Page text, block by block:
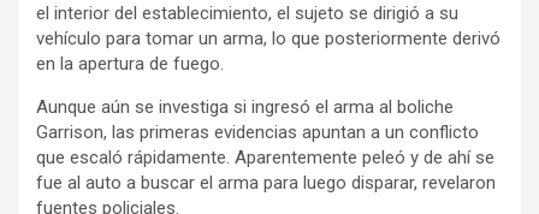
el interior del establecimiento, el sujeto se dirigió a su
vehículo para tomar un arma, lo que posteriormente derivó
en la apertura de fuego.
Aunque aún se investiga si ingresó el arma al boliche
Garrison, las primeras evidencias apuntan a un conflicto
que escaló rápidamente. Aparentemente peleó y de ahí se
fue al auto a buscar el arma para luego disparar, revelaron
fuentes policiales.